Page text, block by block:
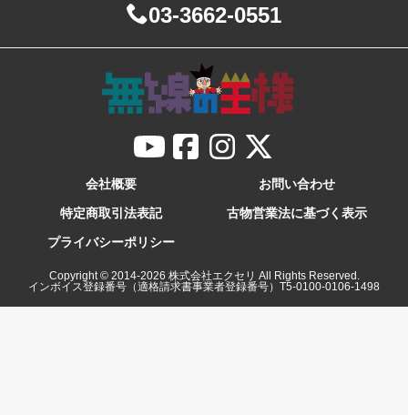
03-3662-0551
会社概要
お問い合わせ
特定商取引法表記
古物営業法に基づく表示
プライバシーポリシー
Copyright © 2014-2026 株式会社エクセリ All Rights Reserved.
インボイス登録番号（適格請求書事業者登録番号）T5-0100-0106-1498